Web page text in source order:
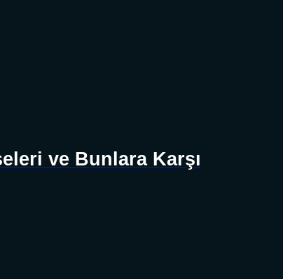
ve Bunlara Karşı